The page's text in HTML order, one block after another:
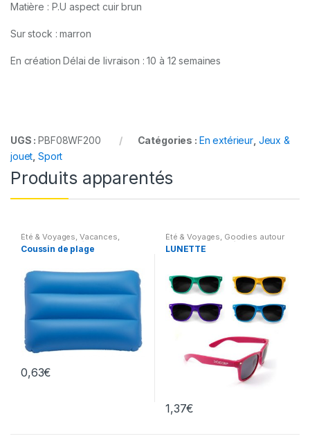
Matière : P.U aspect cuir brun
Sur stock : marron
En création Délai de livraison : 10 à 12 semaines
UGS :PBF08WF200 Catégories : En extérieur Jeux &
jouet ,Sport
Produits apparentés
Été & Voyages Vacances
Fabrications spéciales En
extérieur
Coussin de plage
0,63€
Été & Voyages Goodies autour
du voyage,En extérieur
LUNETTE
1,37€